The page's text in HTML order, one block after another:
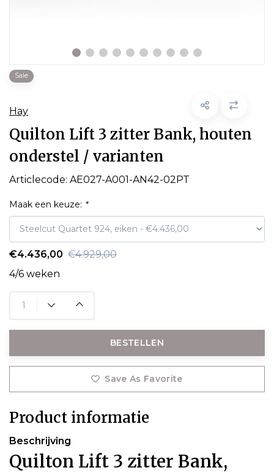
Sale
Hay
Quilton Lift 3 zitter Bank, houten
onderstel / varianten
Articlecode: AE027-A001-AN42-02PT
Maak een keuze: *
€4.436,00 €4.929,00
4/6 weken
BESTELLEN
Save As Favorite
Product informatie
Beschrijving
Quilton Lift 3 zitter Bank,